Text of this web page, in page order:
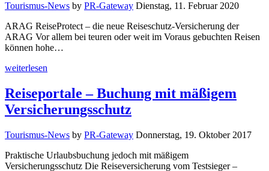
Tourismus-News by PR-Gateway Dienstag, 11. Februar 2020
ARAG ReiseProtect – die neue Reiseschutz-Versicherung der
ARAG Vor allem bei teuren oder weit im Voraus gebuchten Reisen
können hohe…
weiterlesen
Reiseportale – Buchung mit mäßigem
Versicherungsschutz
Tourismus-News by PR-Gateway Donnerstag, 19. Oktober 2017
Praktische Urlaubsbuchung jedoch mit mäßigem
Versicherungsschutz Die Reiseversicherung vom Testsieger –